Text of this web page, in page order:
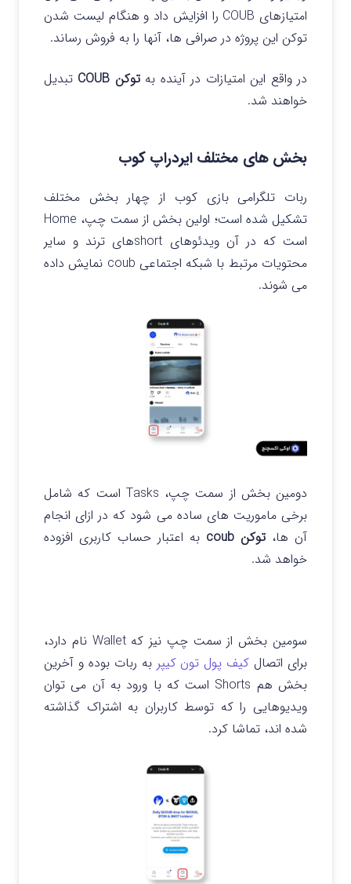
امتیازهای COUB را افزایش داد و هنگام لیست شدن
توکن این پروژه در صرافی ها، آنها را به فروش رساند.
در واقع این امتیازات در آینده به توکن COUB
تبدیل
خواهند شد.
بخش های مختلف ایردراپ کوب
ربات تلگرامی بازی کوب از چهار بخش مختلف
تشکیل شده است؛ اولین بخش از سمت چپ، Home
است که در آن ویدئوهای shortهای ترند و سایر
محتویات مرتبط با شبکه اجتماعی coub نمایش داده
می شوند.
دومین بخش از سمت چپ، Tasks است که شامل
برخی ماموریت های ساده می شود که در ازای انجام
آن ها، توکن coub
به اعتبار حساب کاربری افزوده
خواهد شد.
سومین بخش از سمت چپ نیز که Wallet نام دارد،
برای اتصال کیف پول تون کیپر به ربات بوده و آخرین
بخش هم Shorts است که با ورود به آن می توان
ویدیوهایی را که توسط کاربران به اشتراک گذاشته
شده اند، تماشا کرد.